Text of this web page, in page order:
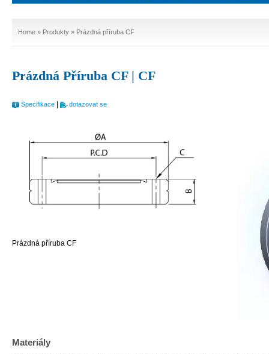
Home » Produkty » Prázdná příruba CF
Prázdná Příruba CF | CF
Specifikace dotazovat se
Prázdná příruba CF
Materiály